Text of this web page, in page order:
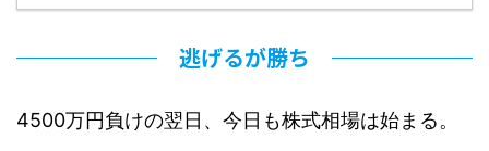
逃げるが勝ち
4500万円負けの翌日、今日も株式相場は始まる。